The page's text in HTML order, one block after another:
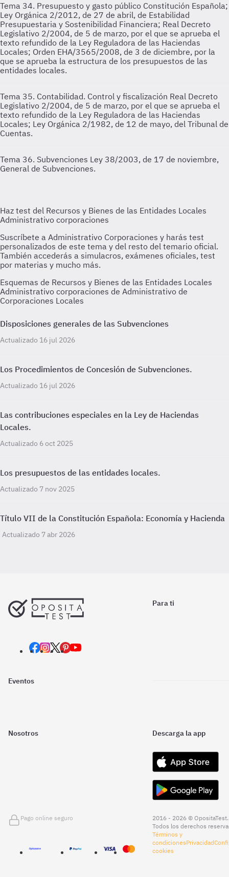
Tema 34. Presupuesto y gasto público Constitución Española;
Ley Orgánica 2/2012, de 27 de abril, de Estabilidad
Presupuestaria y Sostenibilidad Financiera; Real Decreto
Legislativo 2/2004, de 5 de marzo, por el que se aprueba el
texto refundido de la Ley Reguladora de las Haciendas
Locales; Orden EHA/3565/2008, de 3 de diciembre, por la
que se aprueba la estructura de los presupuestos de las
entidades locales.
Tema 35. Contabilidad. Control y fiscalización Real Decreto
Legislativo 2/2004, de 5 de marzo, por el que se aprueba el
texto refundido de la Ley Reguladora de las Haciendas
Locales; Ley Orgánica 2/1982, de 12 de mayo, del Tribunal de
Cuentas.
Tema 36. Subvenciones Ley 38/2003, de 17 de noviembre,
General de Subvenciones.
Esquemas de Recursos y Bienes de las Entidades Locales
Administrativo corporaciones de Administrativo de
Corporaciones Locales
Disposiciones generales de las Subvenciones
Actualizado 16 jul 2026
Los Procedimientos de Concesión de Subvenciones.
Actualizado 16 jul 2026
Las contribuciones especiales en la Ley de Haciendas
Locales.
Actualizado 6 oct 2025
Los presupuestos de las entidades locales.
Actualizado 7 nov 2025
Título VII de la Constitución Española: Economía y Hacienda
Actualizado 7 abr 2026
Para ti
Eventos
Nosotros Descarga la app
Pago online seguro
2016 - 2026 © OpositaTest.
Todos los derechos
Términos y
condicionesPrivacidad
cookies